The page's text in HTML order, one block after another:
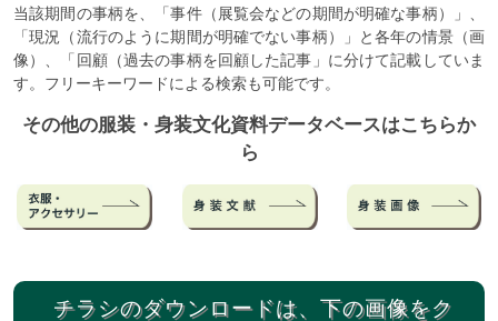
当該期間の事柄を、「事件（展覧会などの期間が明確な事柄）」、
「現況（流行のように期間が明確でない事柄）」と各年の情景（画
像）、「回顧（過去の事柄を回顧した記事」に分けて記載していま
す。フリーキーワードによる検索も可能です。
その他の服装・身装文化資料データベースはこちらか
ら
チラシのダウンロードは、下の画像をク